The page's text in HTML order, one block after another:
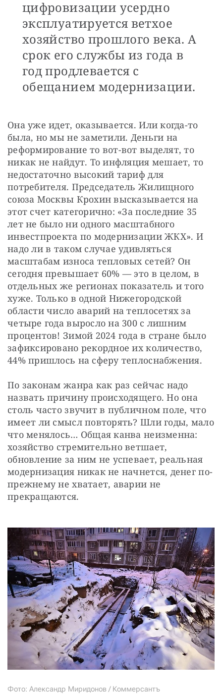
цифровизации усердно
эксплуатируется ветхое
хозяйство прошлого века. А
срок его службы из года в
год продлевается с
обещанием модернизации.
Она уже идет, оказывается. Или когда-то
была, но мы не заметили. Деньги на
реформирование то вот-вот выделят, то
никак не найдут. То инфляция мешает, то
недостаточно высокий тариф для
потребителя. Председатель Жилищного
союза Москвы Крохин высказывается на
этот счет категорично: «За последние 35
лет не было ни одного масштабного
инвестпроекта по модернизации ЖКХ». И
надо ли в таком случае удивляться
масштабам износа тепловых сетей? Он
сегодня превышает 60% — это в целом, в
отдельных же регионах показатель и того
хуже. Только в одной Нижегородской
области число аварий на теплосетях за
четыре года выросло на 300 с лишним
процентов! Зимой 2024 года в стране было
зафиксировано рекордное их количество,
44% пришлось на сферу теплоснабжения.
По законам жанра как раз сейчас надо
назвать причину происходящего. Но она
столь часто звучит в публичном поле, что
имеет ли смысл повторять? Шли годы, мало
что менялось… Общая канва неизменна:
хозяйство стремительно ветшает,
обновление за ним не успевает, реальная
модернизация никак не начнется, денег по-
прежнему не хватает, аварии не
прекращаются.
Фото: Александр Миридонов / Коммерсантъ